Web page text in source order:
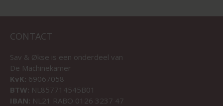
CONTACT
Sav & Økse is een onderdeel van
De Machinekamer
KvK: 69067058
BTW: NL857714545B01
IBAN: NL21 RABO 0126 3237 47